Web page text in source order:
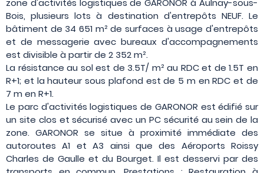
zone d'activités logistiques de GARONOR à Aulnay-sous-
Bois, plusieurs lots à destination d'entrepôts NEUF. Le
bâtiment de 34 651 m² de surfaces à usage d'entrepôts
et de messagerie avec bureaux d'accompagnements
est divisible à partir de 2 352 m².
La résistance au sol est de 3.5T/ m² au RDC et de 1.5T en
R+1; et la hauteur sous plafond est de 5 m en RDC et de
7 m en R+1.
Le parc d'activités logistiques de GARONOR est édifié sur
un site clos et sécurisé avec un PC sécurité au sein de la
zone. GARONOR se situe à proximité immédiate des
autoroutes A1 et A3 ainsi que des Aéroports Roissy
Charles de Gaulle et du Bourget. Il est desservi par des